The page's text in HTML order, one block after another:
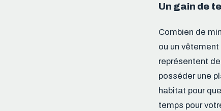
Un gain de
Combien de
ou un
représentent
posséder une
habitat pour
temps pour